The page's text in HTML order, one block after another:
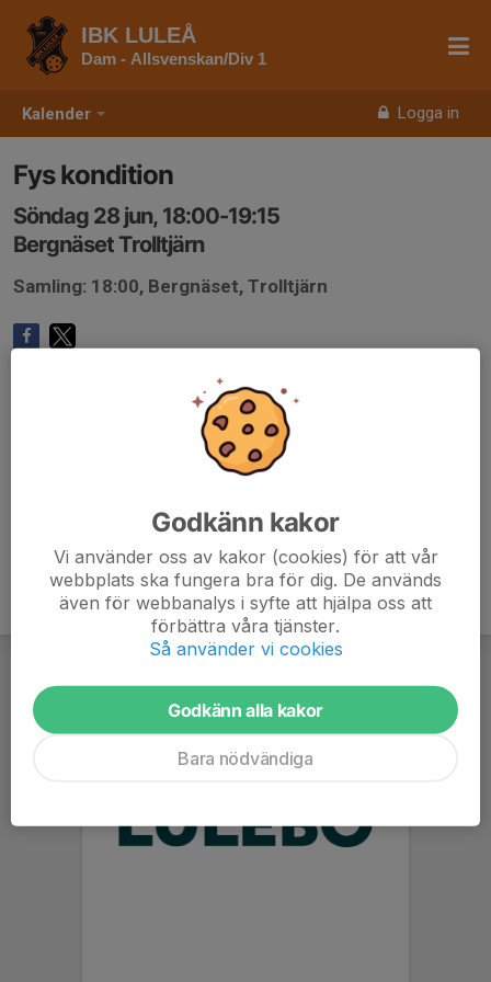
Kalender Logga in
IBK LULEÅ
Dam - Allsvenskan/Div 1
Fys kondition
Söndag 28 jun, 18:00-19:15
Bergnäset Trolltjärn
Samling: 18:00, Bergnäset, Trolltjärn
Godkänn kakor
Vi använder oss av kakor (cookies) för att vår
webbplats ska fungera bra för dig. De används
även för webbanalys i syfte att hjälpa oss att
förbättra våra tjänster.
Så använder vi cookies
Godkänn alla kakor
Bara nödvändiga